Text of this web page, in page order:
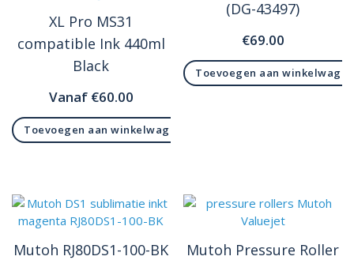
XL Pro MS31
compatible Ink 440ml
Black
Vanaf €60.00
Toevoegen aan winkelwagen
(DG-43497)
€69.00
Toevoegen aan winkelwagen
Mutoh RJ80DS1-100-BK
Mutoh Pressure Roller